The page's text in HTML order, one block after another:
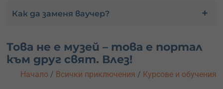
Как да заменя ваучер?
Това не е музей – това е портал
към друг свят. Влез!
Начало / Всички приключения / Курсове и обучения